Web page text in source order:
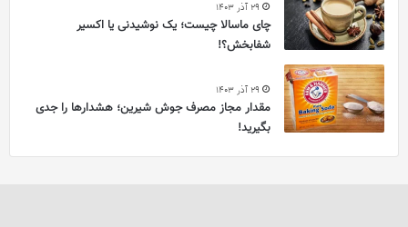
29 آذر 1403
چای ماسالا چیست؛ یک نوشیدنی یا اکسیر
شفابخش؟!
29 آذر 1403
مقدار مجاز مصرف جوش شیرین؛ هشدارها را جدی
بگیرید!